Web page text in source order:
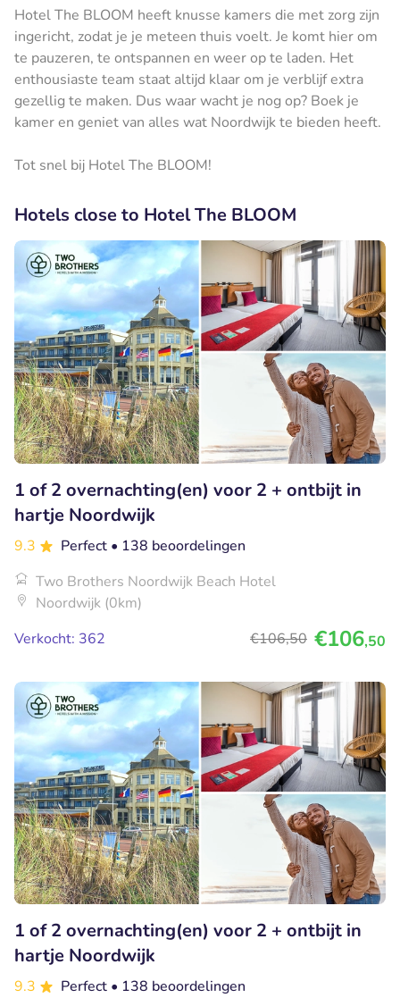
Hotel The BLOOM heeft knusse kamers die met zorg zijn
ingericht, zodat je je meteen thuis voelt. Je komt hier om
te pauzeren, te ontspannen en weer op te laden. Het
enthousiaste team staat altijd klaar om je verblijf extra
gezellig te maken. Dus waar wacht je nog op? Boek je
kamer en geniet van alles wat Noordwijk te bieden heeft.
Tot snel bij Hotel The BLOOM!
Hotels close to Hotel The BLOOM
1 of 2 overnachting(en) voor 2 + ontbijt in
hartje Noordwijk
9.3 Perfect • 138 beoordelingen
Two Brothers Noordwijk Beach Hotel
Noordwijk (0km)
Verkocht: 362
€106,50 €106,50
1 of 2 overnachting(en) voor 2 + ontbijt in
hartje Noordwijk
9.3 Perfect • 138 beoordelingen